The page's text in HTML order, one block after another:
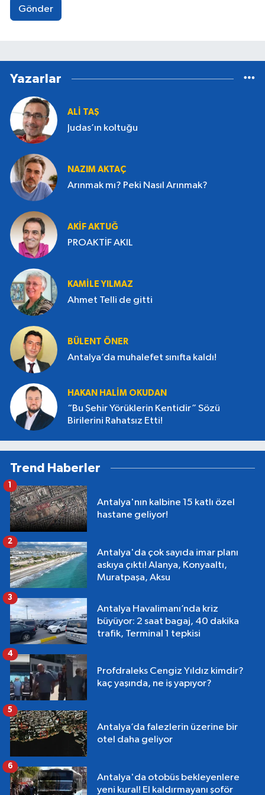
Çağdaş Gazeteciler Derneği Belgesel Ödülü,
Uluslararası İşçi Filmleri Festivali Ödülü, Kubaba
Derneği Kültür Hizmeti Ödülü'nün yanı sıra
Türkiye Ormancılar Derneği gibi çeşitli meslek
coğrafyadaki su kültürüne ilişkin uluslararası bir
sanat projesinin de danışmanlığını ve metin
Su’ Kitabının bölüm yazarı olan Yavuz, Antalya
Körfez Gazetesi ve antalyakorfez.com
Gönder
Yazarlar
ALI TAŞ
Judas’ın koltuğu
NAZIM AKTAÇ
Arınmak mı? Peki Nasıl Arınmak?
AKIF AKTUĞ
PROAKTİF AKIL
KAMILE YILMAZ
Ahmet Telli de gitti
BÜLENT ÖNER
Antalya’da muhalefet sınıfta kaldı!
HAKAN HALIM OKUDAN
“Bu Şehir Yörüklerin Kentidir” Sözü
Birilerini Rahatsız Etti!
Trend Haberler
Antalya'nın kalbine 15 katlı özel
hastane geliyor!
1
Antalya'da çok sayıda imar planı
askıya çıktı! Alanya, Konyaaltı,
Muratpaşa, Aksu
2
Antalya Havalimanı’nda kriz
büyüyor: 2 saat bagaj, 40 dakika
trafik, Terminal 1 tepkisi
3
Profdraleks Cengiz Yıldız kimdir?
kaç yaşında, ne iş yapıyor?
4
Antalya’da falezlerin üzerine bir
otel daha geliyor
5
Antalya'da otobüs bekleyenlere
yeni kural! El kaldırmayanı şoför
6